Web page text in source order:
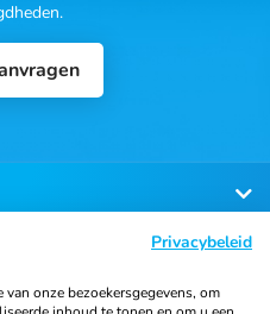
Privacybeleid
onze bezoekersgegevens, om